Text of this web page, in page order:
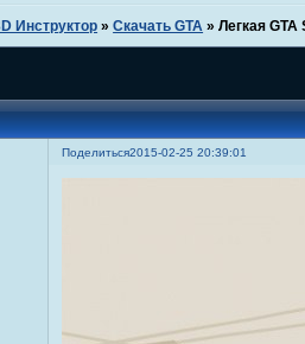
Инструктор »Скачать GTA »Легкая
Поделиться2015-02-25 20:39:01